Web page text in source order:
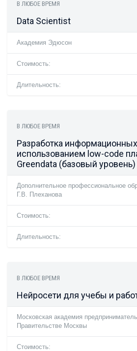
В ЛЮБОЕ ВРЕМЯ
Data Scientist
Академия Эдюсон
Стоимость:
Длительность:
В ЛЮБОЕ ВРЕМЯ
Разработка
использованием low-code
Greendata (базовый уровень)
Дополнительное профессиональное
Г.В. Плеханова
Стоимость:
Длительность:
В ЛЮБОЕ ВРЕМЯ
Нейросети для учебы и
Московская академия
Правительстве Москвы
Стоимость: